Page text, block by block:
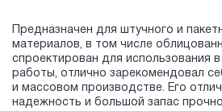
Предназначен для штучного и
материалов, в том числе
спроектирован для использования
работы, отлично зарекомендовал
и массовом производстве. Его
надежность и большой запас